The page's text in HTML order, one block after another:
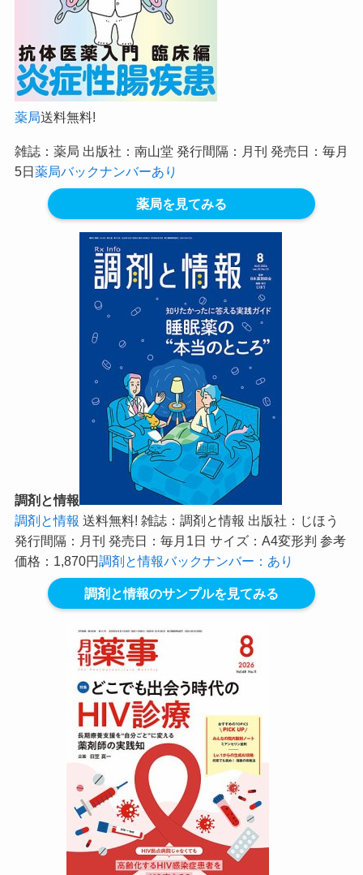
薬局送料無料!
雑誌：薬局 出版社：南山堂 発行間隔：月刊 発売日：毎月
5日薬局バックナンバーあり
薬局を見てみる
調剤と情報
調剤と情報 送料無料! 雑誌：調剤と情報 出版社：じほう
発行間隔：月刊 発売日：毎月1日 サイズ：A4変形判 参考
価格：1,870円調剤と情報バックナンバー：あり
調剤と情報のサンプルを見てみる